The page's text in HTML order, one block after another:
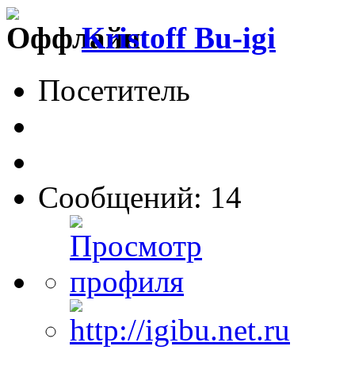
Kristoff Bu-igi
Посетитель
Сообщений: 14